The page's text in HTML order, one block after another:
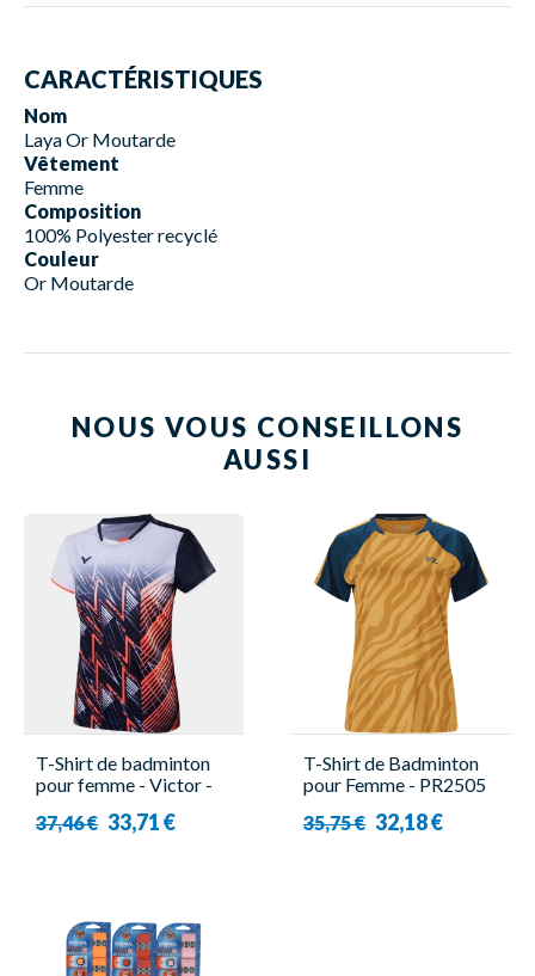
CARACTÉRISTIQUES
Nom
Laya Or Moutarde
Vêtement
Femme
Composition
100% Polyester recyclé
Couleur
Or Moutarde
NOUS VOUS CONSEILLONS
AUSSI
T-Shirt de badminton
pour femme - Victor -
37,46 € 33,71 €
T-Shirt de Badminton
pour Femme - PR2505
35,75 € 32,18 €